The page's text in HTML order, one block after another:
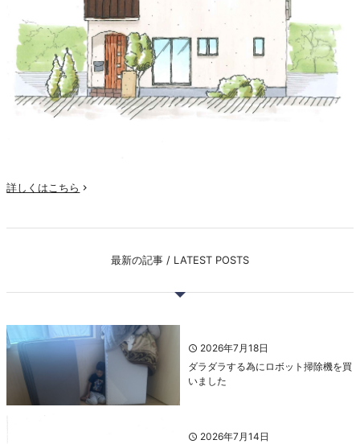
詳しくはこちら 
最新の記事 / LATEST POSTS
2026年7月18日
ダラダラする為にロボット掃除機を買
いました
2026年7月14日